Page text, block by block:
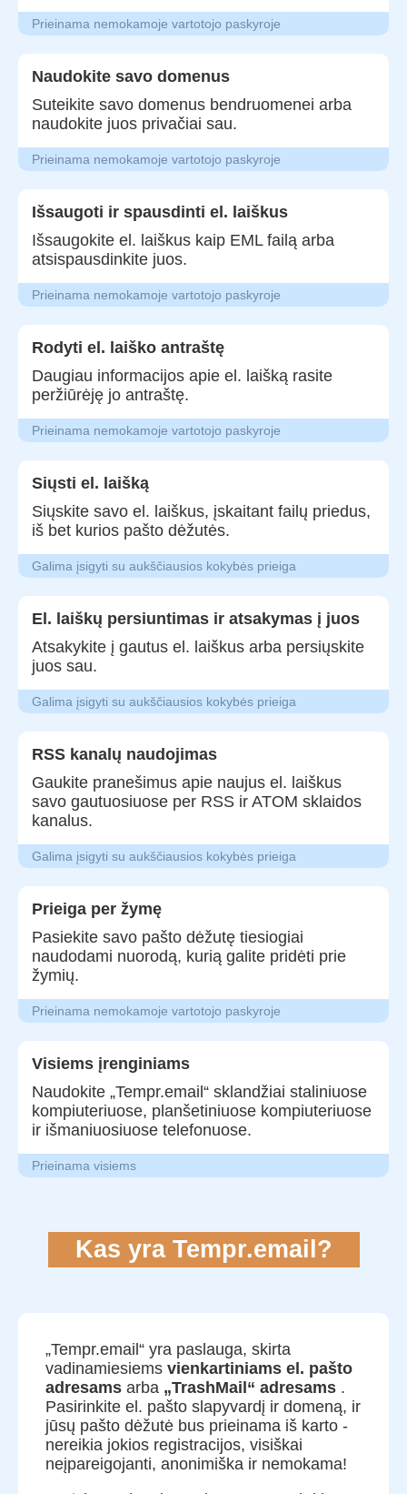
Prieinama nemokamoje vartotojo paskyroje
Naudokite savo domenus
Suteikite savo domenus bendruomenei arba
naudokite juos privačiai sau.
Prieinama nemokamoje vartotojo paskyroje
Išsaugoti ir spausdinti el. laiškus
Išsaugokite el. laiškus kaip EML failą arba
atsispausdinkite juos.
Prieinama nemokamoje vartotojo paskyroje
Rodyti el. laiško antraštę
Daugiau informacijos apie el. laišką rasite
peržiūrėję jo antraštę.
Prieinama nemokamoje vartotojo paskyroje
Siųsti el. laišką
Siųskite savo el. laiškus, įskaitant failų priedus,
iš bet kurios pašto dėžutės.
Galima įsigyti su aukščiausios kokybės prieiga
El. laiškų persiuntimas ir atsakymas į juos
Atsakykite į gautus el. laiškus arba persiųskite
juos sau.
Galima įsigyti su aukščiausios kokybės prieiga
RSS kanalų naudojimas
Gaukite pranešimus apie naujus el. laiškus
savo gautuosiuose per RSS ir ATOM sklaidos
kanalus.
Galima įsigyti su aukščiausios kokybės prieiga
Prieiga per žymę
Pasiekite savo pašto dėžutę tiesiogiai
naudodami nuorodą, kurią galite pridėti prie
žymių.
Prieinama nemokamoje vartotojo paskyroje
Visiems įrenginiams
Naudokite „Tempr.email“ sklandžiai staliniuose
kompiuteriuose, planšetiniuose kompiuteriuose
ir išmaniuosiuose telefonuose.
Prieinama visiems
Kas yra Tempr.email?
„Tempr.email“ yra paslauga, skirta
vadinamiesiems vienkartiniams el. pašto
adresams arba „TrashMail“ adresams .
Pasirinkite el. pašto slapyvardį ir domeną, ir
jūsų pašto dėžutė bus prieinama iš karto -
nereikia jokios registracijos, visiškai
neįpareigojanti, anonimiška ir nemokama!